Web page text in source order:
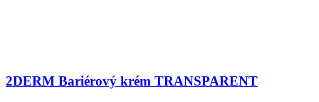
2DERM Bariérový krém TRANSPARENT